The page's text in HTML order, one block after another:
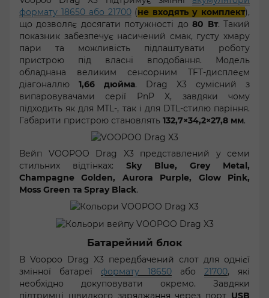
формату 18650 або 21700(не входять у комплект),
що дозволяє досягати потужності до80 Вт. Такий
показник забезпечує насичений смак, густу хмару
пари та можливість підлаштувати роботу
пристрою під власні вподобання. Модель
обладнана великим сенсорним TFT-дисплеєм
діагоналлю 1,66 дюйма. Drag X3 сумісний з
випаровувачами серії PnP X, завдяки чому
підходить як для MTL-, так і для DTL-стилю паріння.
Габарити пристрою становлять 132,7×34,2×27,8 мм.
Вейп VOOPOO Drag X3 представлений у семи
стильних відтінках: Sky Blue, Grey Metal,
Champagne Golden, Aurora Purple, Glow Pink,
Moss Green та Spray Black.
Батарейний блок
В Voopoo Drag X3 передбачений слот для однієї
змінної батареї формату 18650 або 21700, які
необхідно докуповувати окремо. Завдяки
підтримці швидкого заряджання через порт USB